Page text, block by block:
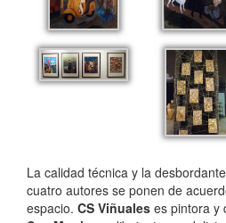
La calidad técnica y la
cuatro autores se ponen de
espacio. CS Viñuales es pintora y